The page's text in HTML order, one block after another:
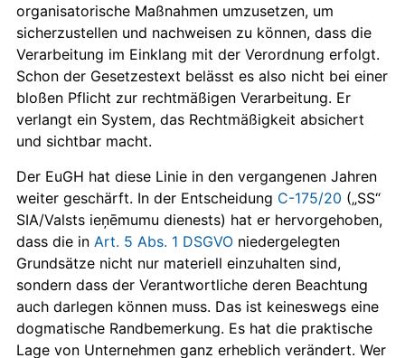
organisatorische Maßnahmen umzusetzen, um
sicherzustellen und nachweisen zu können, dass die
Verarbeitung im Einklang mit der Verordnung erfolgt.
Schon der Gesetzestext belässt es also nicht bei einer
bloßen Pflicht zur rechtmäßigen Verarbeitung. Er
verlangt ein System, das Rechtmäßigkeit absichert
und sichtbar macht.
Der EuGH hat diese Linie in den vergangenen Jahren
weiter geschärft. In der Entscheidung C-175/20 („SS“
SIA/Valsts ieņēmumu dienests) hat er hervorgehoben,
dass die in Art. 5 Abs. 1 DSGVO niedergelegten
Grundsätze nicht nur materiell einzuhalten sind,
sondern dass der Verantwortliche deren Beachtung
auch darlegen können muss. Das ist keineswegs eine
dogmatische Randbemerkung. Es hat die praktische
Lage von Unternehmen ganz erheblich verändert. Wer